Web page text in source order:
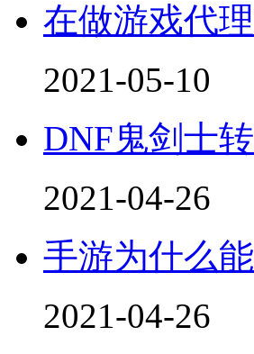
在做游戏代
2021-05-10
DNF鬼剑士
2021-04-26
手游为什么
2021-04-26